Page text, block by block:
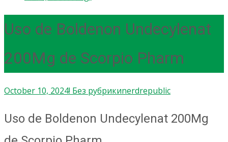
Uso de Boldenon Undecylenat
200Mg de Scorpio Pharm
October 10, 2024! Без рубрикиnerdrepublic
Uso de Boldenon Undecylenat 200Mg